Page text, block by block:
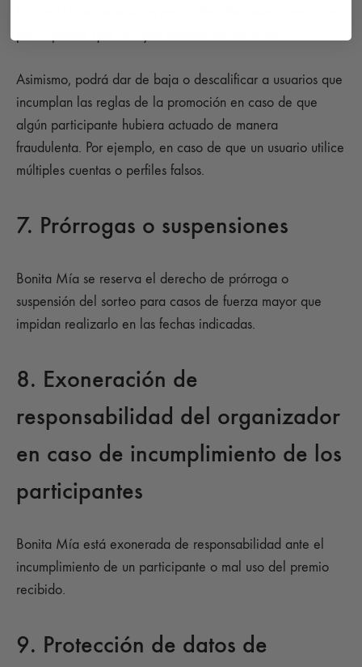
Asimismo, podrá dar de baja o descalificar a usuarios que
incumplan las reglas de la promoción en caso de que
algún participante hubiera actuado de manera
fraudulenta. Por ejemplo, en caso de que un usuario utilice
múltiples cuentas o perfiles falsos.
7. Prórrogas o suspensiones
Bonita Mía se reserva el derecho de prórroga o
suspensión del sorteo para casos de fuerza mayor que
impidan realizarlo en las fechas indicadas.
8. Exoneración de
responsabilidad del organizador
en caso de incumplimiento de los
participantes
Bonita Mía está exonerada de responsabilidad ante el
incumplimiento de un participante o mal uso del premio
recibido.
9. Protección de datos de